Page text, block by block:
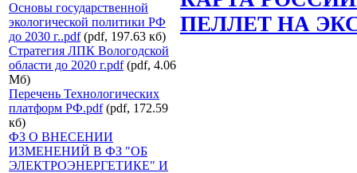
Основы государственной
экологической политики РФ
до 2030 г..pdf(pdf, 197.63 кб)
Стратегия ЛПК Вологодской
области до 2020 г.pdf(pdf, 4.06
Мб)
Перечень Технологических
платформ РФ.pdf(pdf, 172.59
кб)
ФЗ О ВНЕСЕНИИ
ИЗМЕНЕНИЙ В ФЗ "ОБ
ЭЛЕКТРОЭНЕРГЕТИКЕ" И
ПЕЛЛЕТ НА